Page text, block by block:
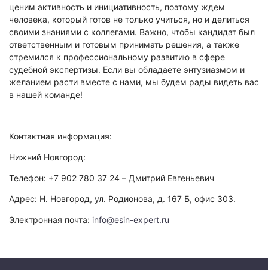
ценим активность и инициативность, поэтому ждем
человека, который готов не только учиться, но и делиться
своими знаниями с коллегами. Важно, чтобы кандидат был
ответственным и готовым принимать решения, а также
стремился к профессиональному развитию в сфере
судебной экспертизы. Если вы обладаете энтузиазмом и
желанием расти вместе с нами, мы будем рады видеть вас
в нашей команде!
Контактная информация:
Нижний Новгород:
Телефон: +7 902 780 37 24 – Дмитрий Евгеньевич
Адрес: Н. Новгород, ул. Родионова, д. 167 Б, офис 303.
Электронная почта: info@esin-expert.ru